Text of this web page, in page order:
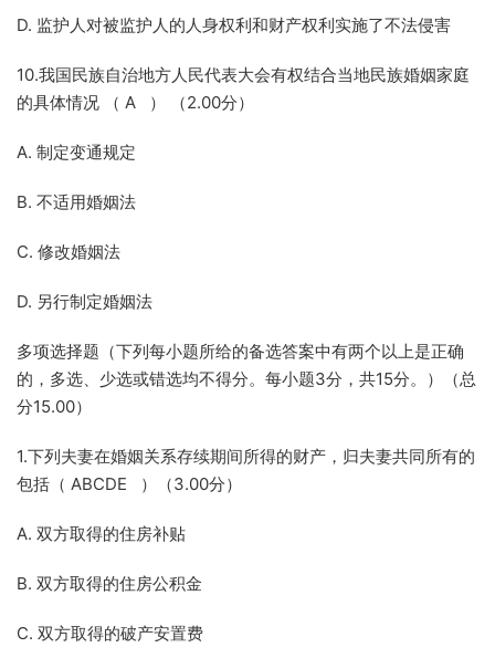
D. 监护人对被监护人的人身权利和财产权利实施了不法侵害
10.我国民族自治地方人民代表大会有权结合当地民族婚姻家庭
的具体情况 （ A ） （2.00分）
A. 制定变通规定
B. 不适用婚姻法
C. 修改婚姻法
D. 另行制定婚姻法
多项选择题（下列每小题所给的备选答案中有两个以上是正确
的，多选、少选或错选均不得分。每小题3分，共15分。）（总
分15.00）
1.下列夫妻在婚姻关系存续期间所得的财产，归夫妻共同所有的
包括（ ABCDE ）（3.00分）
A. 双方取得的住房补贴
B. 双方取得的住房公积金
C. 双方取得的破产安置费